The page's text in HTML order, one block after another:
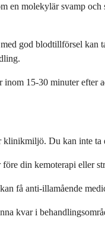
en molekylär svamp
god blodtillförsel
15-30 minuter efter
Du kan inte ta
din kemoterapi eller
få anti-illamående
kvar i